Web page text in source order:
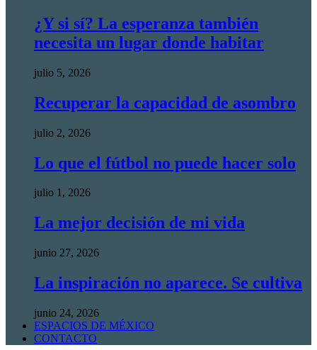
¿Y si sí? La esperanza también
necesita un lugar donde habitar
julio 5, 2026
Recuperar la capacidad de asombro
julio 2, 2026
Lo que el fútbol no puede hacer solo
julio 1, 2026
La mejor decisión de mi vida
junio 27, 2026
La inspiración no aparece. Se cultiva
junio 24, 2026
ESPACIOS DE MÉXICO
CONTACTO